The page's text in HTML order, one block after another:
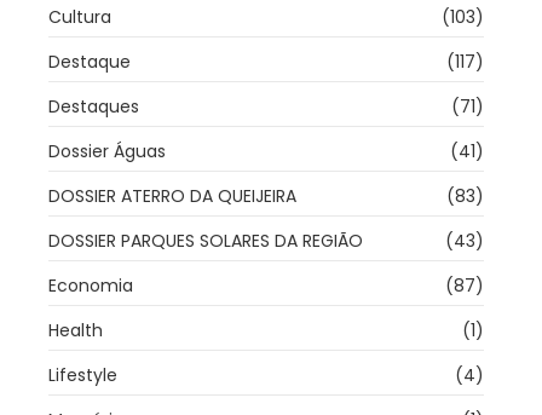
Cultura
(103)
Destaque
(117)
Destaques
(71)
Dossier Águas
(41)
DOSSIER ATERRO DA QUEIJEIRA
(83)
DOSSIER PARQUES SOLARES DA REGIÃO
(43)
Economia
(87)
Health
(1)
Lifestyle
(4)